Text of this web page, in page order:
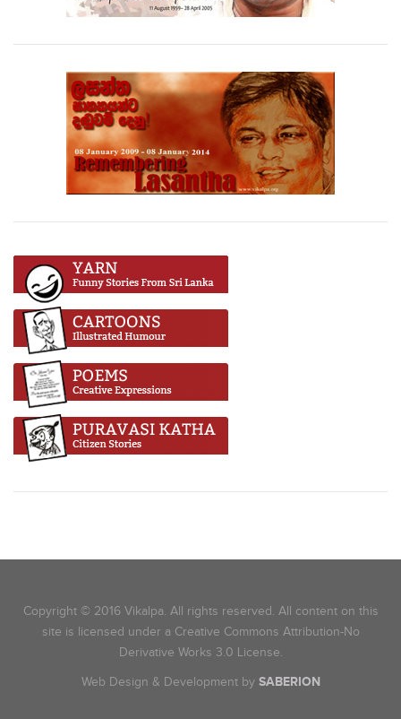
Copyright © 2016 Vikalpa. All rights reserved. All content on this
site is licensed under a Creative Commons Attribution-No
Derivative Works 3.0 License.
Web Design & Development by SABERION